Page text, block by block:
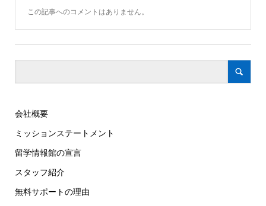
この記事へのコメントはありません。
会社概要
ミッションステートメント
留学情報館の宣言
スタッフ紹介
無料サポートの理由